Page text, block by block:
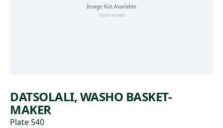
DATSOLALI, WASHO BASKET-
MAKER
Plate 540